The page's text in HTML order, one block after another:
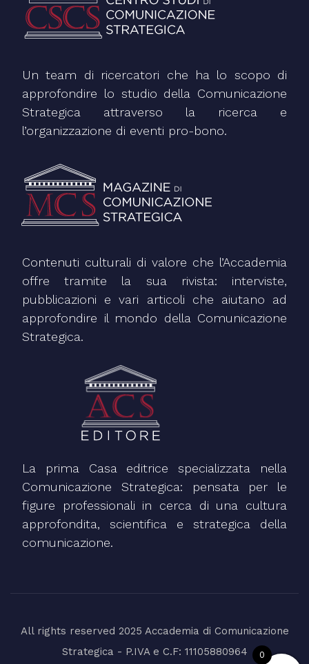
Un team di ricercatori che ha lo scopo di
approfondire lo studio della Comunicazione
Strategica attraverso la ricerca e
l’organizzazione di eventi pro-bono.
Contenuti culturali di valore che l’Accademia
offre tramite la sua rivista: interviste,
pubblicazioni e vari articoli che aiutano ad
approfondire il mondo della Comunicazione
Strategica.
La prima Casa editrice specializzata nella
Comunicazione Strategica: pensata per le
figure professionali in cerca di una cultura
approfondita, scientifica e strategica della
comunicazione.
All rights reserved 2025 Accademia di Comunicazione
Strategica - P.IVA e C.F: 11105880964
0